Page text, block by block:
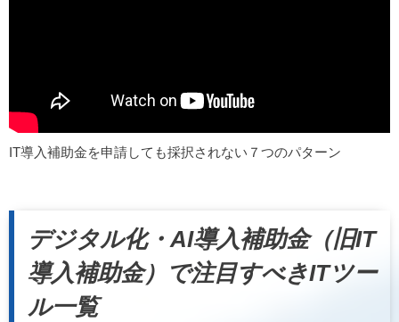
IT導入補助金を申請しても採択されない７つのパターン
デジタル化・AI導入補助金（旧IT
導入補助金）で注目すべきITツー
ル一覧